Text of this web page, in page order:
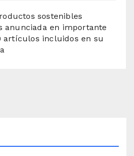
sostenibles
anunciada en importante
artículos incluidos en su